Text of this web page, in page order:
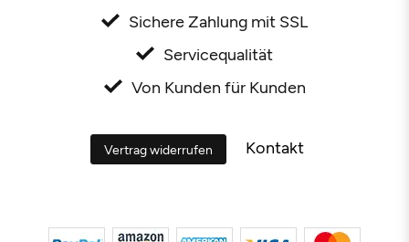
Sichere Zahlung mit SSL
Servicequalität
Von Kunden für Kunden
Vertrag widerrufen Kontakt